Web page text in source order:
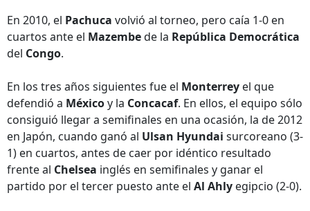
En 2010, el Pachuca volvió al torneo, pero caía 1-0 en
cuartos ante el Mazembede la República Democrática
del Congo.
En los tres años siguientes fue el Monterrey el que
defendió a Méxicoy la Concacaf. En ellos, el equipo sólo
consiguió llegar a semifinales en una ocasión, la de 2012
en Japón, cuando ganó al Ulsan Hyundai surcoreano (3-
1) en cuartos, antes de caer por idéntico resultado
frente al Chelsea inglés en semifinales y ganar el
partido por el tercer puesto ante el Al Ahly egipcio (2-0).